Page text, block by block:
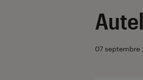
07 septembre